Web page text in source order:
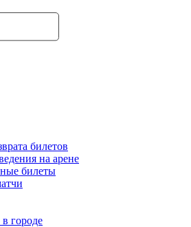
билетов
на арене
билеты
городе